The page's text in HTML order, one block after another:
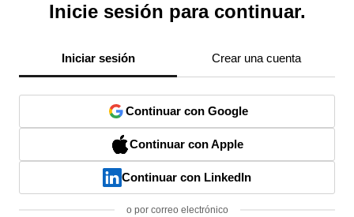
Inicie sesión para continuar.
Iniciar sesión Crear una cuenta
Continuar con Google
Continuar con Apple
Continuar con LinkedIn
o por correo electrónico